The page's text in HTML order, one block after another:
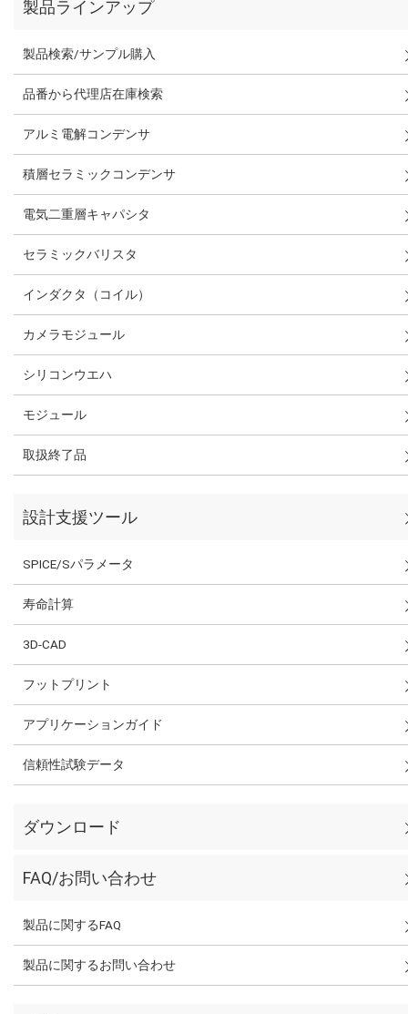
製品ラインアップ
製品検索/サンプル購入
品番から代理店在庫検索
アルミ電解コンデンサ
積層セラミックコンデンサ
電気二重層キャパシタ
セラミックバリスタ
インダクタ（コイル）
カメラモジュール
シリコンウエハ
モジュール
取扱終了品
設計支援ツール
SPICE/Sパラメータ
寿命計算
3D-CAD
フットプリント
アプリケーションガイド
信頼性試験データ
ダウンロード
FAQ/お問い合わせ
製品に関するFAQ
製品に関するお問い合わせ